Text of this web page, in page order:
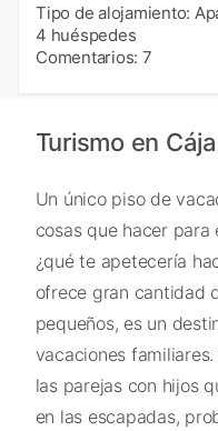
Tipo de alojamiento:
4 huéspedes
Comentarios: 7
Turismo en
Un único piso de
cosas que hacer para
¿qué te apetecería
ofrece gran cantidad
pequeños, es un
vacaciones
las parejas con hijos
en las escapadas,